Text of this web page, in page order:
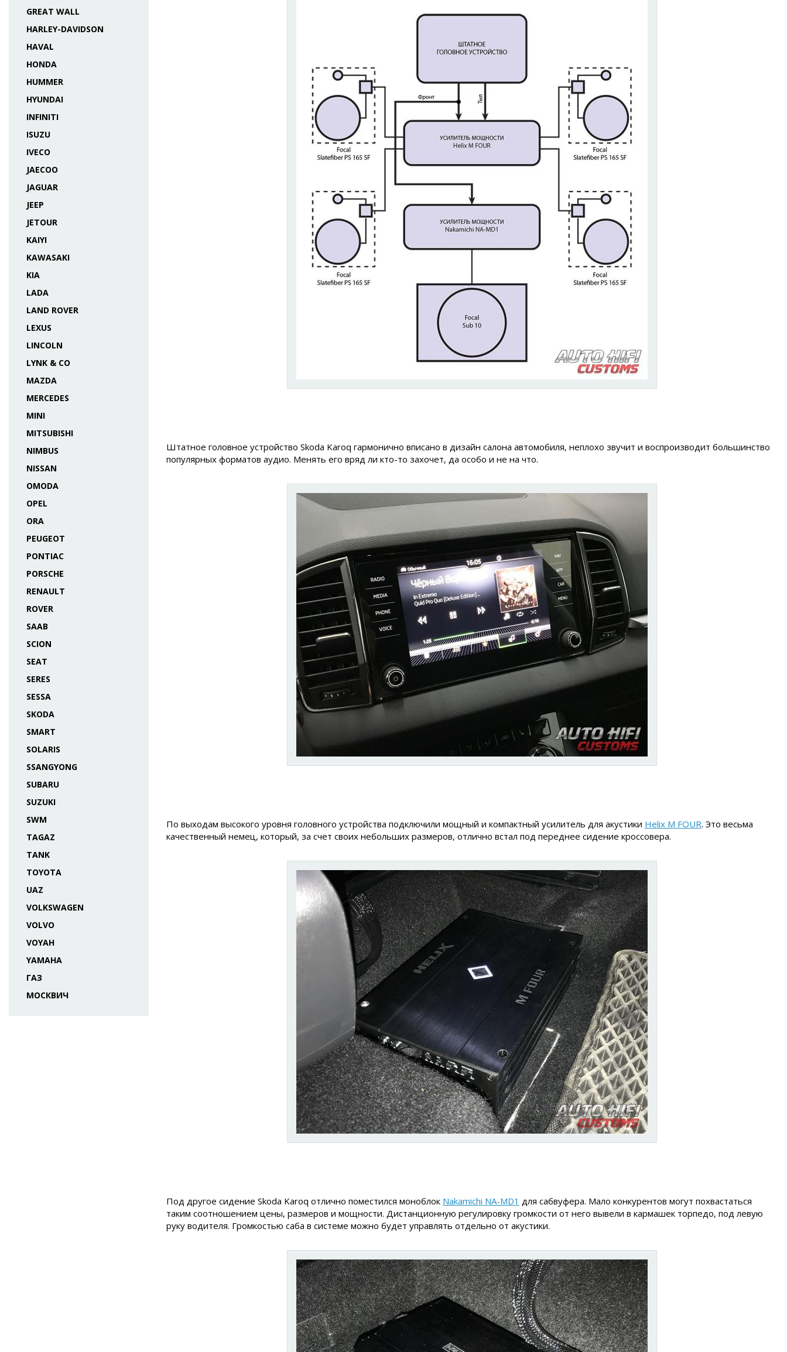
GREAT WALL
HARLEY-DAVIDSON
HAVAL
HONDA
HUMMER
HYUNDAI
INFINITI
ISUZU
IVECO
JAECOO
JAGUAR
JEEP
JETOUR
KAIYI
KAWASAKI
KIA
LADA
LAND ROVER
LEXUS
LINCOLN
LYNK & CO
MAZDA
MERCEDES
MINI
MITSUBISHI
NIMBUS
NISSAN
OMODA
OPEL
ORA
PEUGEOT
PONTIAC
PORSCHE
RENAULT
ROVER
SAAB
SCION
SEAT
SERES
SESSA
SKODA
SMART
SOLARIS
SSANGYONG
SUBARU
SUZUKI
SWM
TAGAZ
TANK
TOYOTA
UAZ
VOLKSWAGEN
VOLVO
VOYAH
YAMAHA
ГАЗ
МОСКВИЧ
Штатное головное устройство Skoda Karoq гармонично вписано в дизайн салона автомобиля, неплохо звучит и воспроизводит большинство
популярных форматов аудио. Менять его вряд ли кто-то захочет, да особо и не на что.
По выходам высокого уровня головного устройства подключили мощный и компактный усилитель для акустики Helix M FOUR. Это весьма
качественный немец, который, за счет своих небольших размеров, отлично встал под переднее сидение кроссовера.
Под другое сидение Skoda Karoq отлично поместился моноблок Nakamichi NA-MD1 для сабвуфера. Мало конкурентов могут похвастаться
таким соотношением цены, размеров и мощности. Дистанционную регулировку громкости от него вывели в кармашек торпедо, под левую
руку водителя. Громкостью саба в системе можно будет управлять отдельно от акустики.